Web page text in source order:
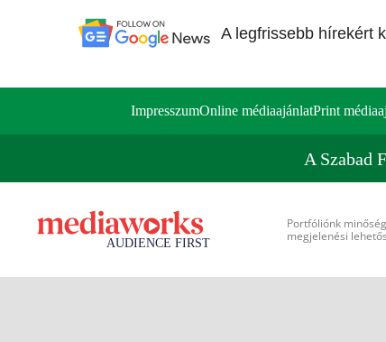
A legfrissebb hírekért
ImpresszumOnline médiaajánlatPrint
A Szabad
Portfóliónk
megjelenési